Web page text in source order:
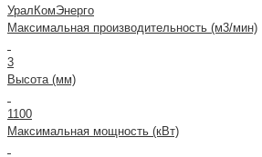
УралКомЭнерго
Максимальная производительность (м3/мин)
3
Высота (мм)
1100
Максимальная мощность (кВт)